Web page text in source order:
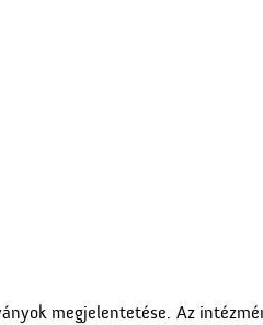
megjelentetése. Az